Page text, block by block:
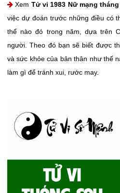
Xem Tử vi 1983 Nữ mạng
việc dự đoán trước những điều có
thể nào đó trong năm, dựa trên
người. Theo đó bạn sẽ biết được
và sức khỏe của bản thân như thế
làm gì để tránh xui, rước may.